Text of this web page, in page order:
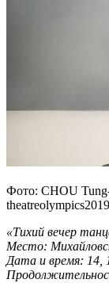
Фото: CHOU
«Тихий вечер
Место:
Дата и время: 14,